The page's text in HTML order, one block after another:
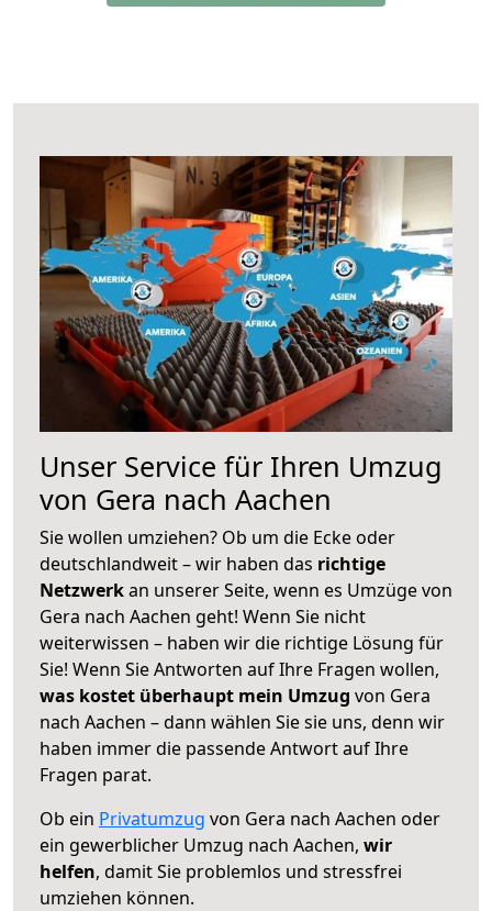
Unser Service für Ihren Umzug
von Gera nach Aachen
Sie wollen umziehen? Ob um die Ecke oder
deutschlandweit – wir haben das richtige
Netzwerkan unserer Seite, wenn es Umzüge von
Gera nach Aachen geht! Wenn Sie nicht
weiterwissen – haben wir die richtige Lösung für
Sie! Wenn Sie Antworten auf Ihre Fragen wollen,
was kostet überhaupt mein Umzug von Gera
nach Aachen – dann wählen Sie sie uns, denn wir
haben immer die passende Antwort auf Ihre
Fragen parat.
Ob ein Privatumzug von Gera nach Aachen oder
ein gewerblicher Umzug nach Aachen, wir
helfen, damit Sie problemlos und stressfrei
umziehen können.